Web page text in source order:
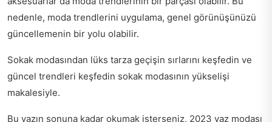
nedenle, moda trendlerini uygulama, genel görünüşünüzü
güncellemenin bir yolu olabilir.
Sokak modasından lüks tarza geçişin sırlarını keşfedin ve
güncel trendleri keşfedin sokak modasının yükselişi
makalesiyle.
Bu yazın sonuna kadar okumak isterseniz, 2023 yaz modası